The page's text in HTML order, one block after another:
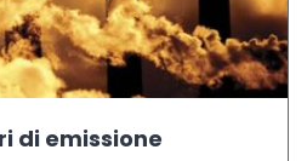
di emissione